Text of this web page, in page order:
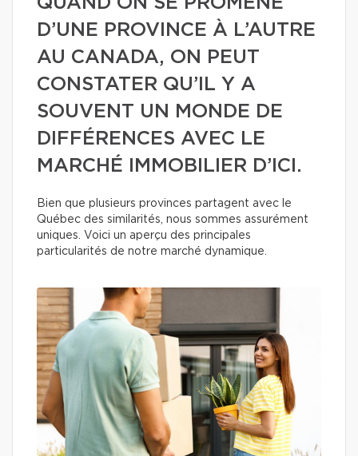
D’UNE PROVINCE À L’AUTRE
AU CANADA, ON PEUT
CONSTATER QU’IL Y A
SOUVENT UN MONDE DE
DIFFÉRENCES AVEC LE
MARCHÉ IMMOBILIER D’ICI.
Bien que plusieurs provinces partagent avec le
Québec des similarités, nous sommes assurément
uniques. Voici un aperçu des principales
particularités de notre marché dynamique.